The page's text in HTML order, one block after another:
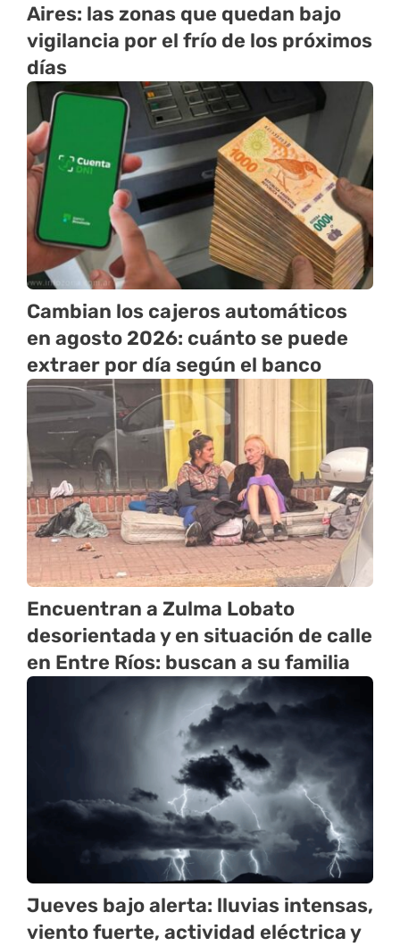
Aires: las zonas que quedan bajo
vigilancia por el frío de los próximos
días
Cambian los cajeros automáticos
en agosto 2026: cuánto se puede
extraer por día según el banco
Encuentran a Zulma Lobato
desorientada y en situación de calle
en Entre Ríos: buscan a su familia
Jueves bajo alerta: lluvias intensas,
viento fuerte, actividad eléctrica y